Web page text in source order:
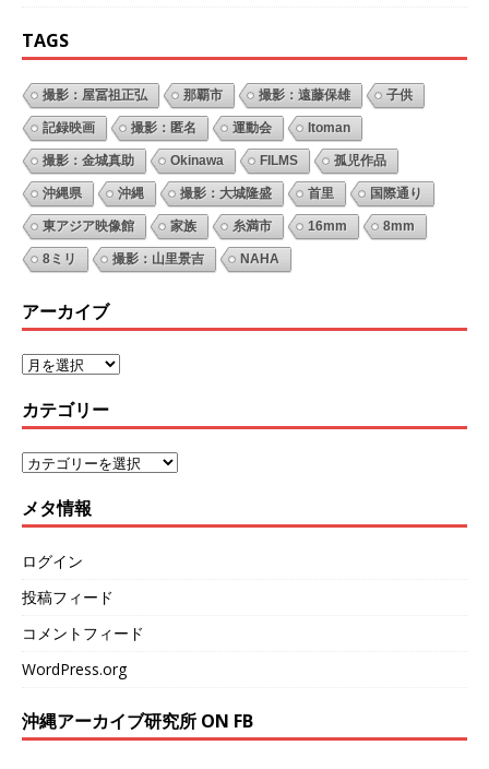
TAGS
撮影：屋冨祖正弘 那覇市 撮影：遠藤保雄 子供
記録映画 撮影：匿名 運動会 Itoman
撮影：金城真助 Okinawa FILMS 孤児作品
沖縄県 沖縄 撮影：大城隆盛 首里 国際通り
東アジア映像館 家族 糸満市 16mm 8mm
8ミリ 撮影：山里景吉 NAHA
アーカイブ
カテゴリー
メタ情報
ログイン
投稿フィード
コメントフィード
WordPress.org
沖縄アーカイブ研究所 ON FB